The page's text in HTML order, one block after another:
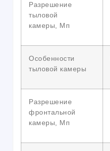
Разрешение
тыловой
камеры, Мп
Особенности
тыловой камеры
Разрешение
фронтальной
камеры, Мп